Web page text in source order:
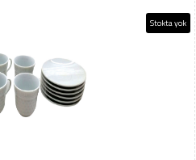
Stokta yok